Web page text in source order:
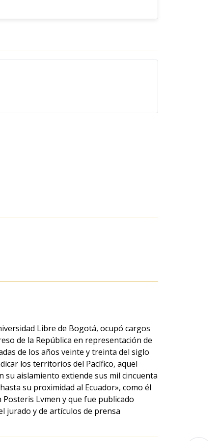
Libre de Bogotá, ocupó cargos
de la República en representación de
de los años veinte y treinta del siglo
los territorios del Pacífico, aquel
aislamiento extiende sus mil cincuenta
su proximidad al Ecuador», como él
Lvmen y que fue publicado
jurado y de artículos de prensa